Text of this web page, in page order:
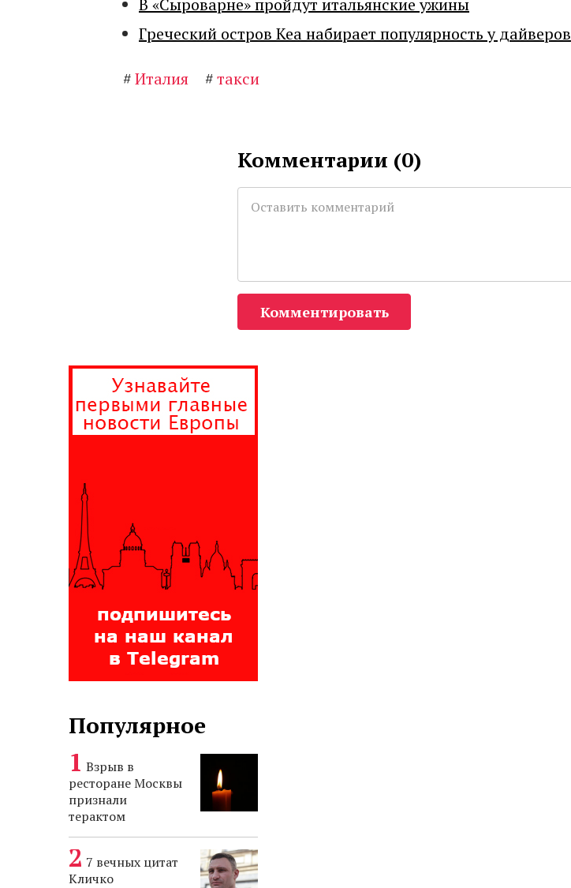
В «Сыроварне» пройдут итальянские ужины
Греческий остров Кеа набирает популярность у дайверов
#Италия #такси
Комментарии (0)
Комментировать
Популярное
Взрыв в
ресторане Москвы
признали
терактом
7 вечных цитат
Кличко